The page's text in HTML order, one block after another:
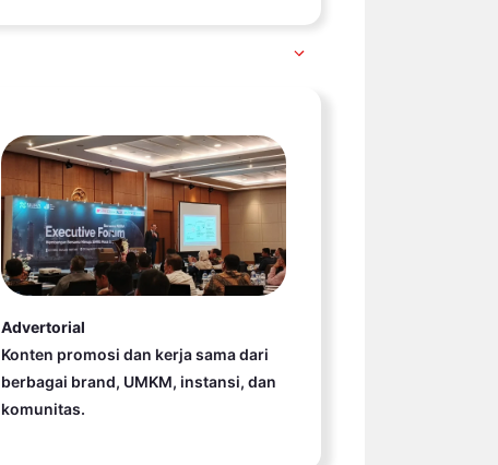
Advertorial
Konten promosi dan kerja sama dari
berbagai brand, UMKM, instansi, dan
komunitas.